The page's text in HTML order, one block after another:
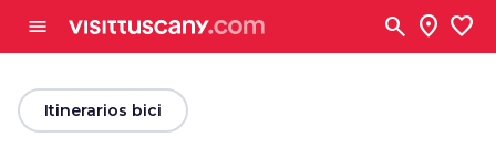
menu search location_on favorite
arrow_backItinerarios bici